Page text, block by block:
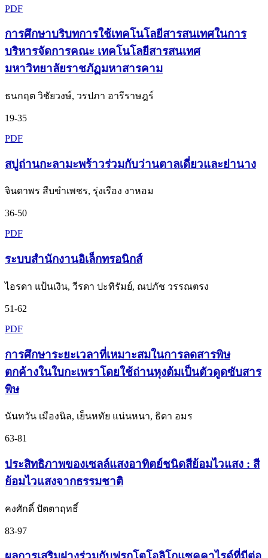
PDF
การศึกษาบริบทการใช้เทคโนโลยีสารสนเทศในการ
บริหารจัดการคณะ เทคโนโลยีสารสนเทศ
มหาวิทยาลัยราชภัฏมหาสารคาม
ธนกฤต วิชัยวงษ์, วรปภา อารีราษฎร์
19-35
PDF
สบู่ถ่านกะลามะพร้าวร่วมกับว่านตาลเดี่ยวและย่านาง
จินดาพร สืบขําเพชร, รุ่งเรือง งาหอม
36-50
PDF
ระบบสำนักงานอิเล็กทรอนิกส์
ไอรดา แป้นเงิน, วีรดา ปะทิรัมย์, ณปภัช วรรณตรง
51-62
PDF
การศึกษาระยะเวลาที่เหมาะสมในการลดสารพิษ
ตกค้างในใบกะเพราโดยใช้ถ่านหุงต้มเป็นตัวดูดซับสาร
พิษ
นันทวัน เมืองนิล, เย็นหทัย แน่นหนา, ธิดา อมร
63-81
ประสิทธิภาพของเซลล์แสงอาทิตย์ชนิดสีย้อมไวแสง : สี
ย้อมไวแสงจากธรรมชาติ
คงศักดิ์ ปัตตาฤทธิ์
83-97